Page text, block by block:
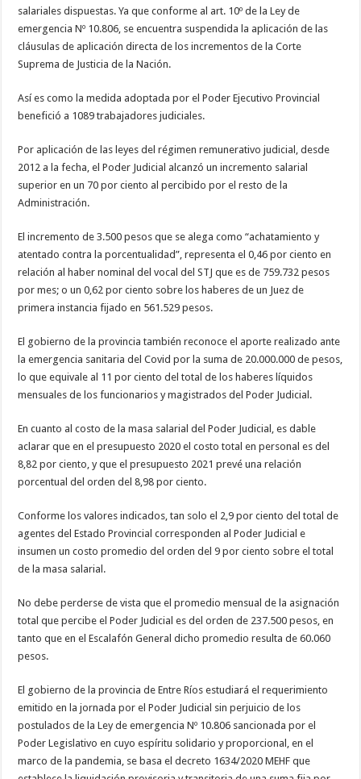
salariales dispuestas. Ya que conforme al art. 10º de la Ley de
emergencia Nº 10.806, se encuentra suspendida la aplicación de las
cláusulas de aplicación directa de los incrementos de la Corte
Suprema de Justicia de la Nación.
Así es como la medida adoptada por el Poder Ejecutivo Provincial
benefició a 1089 trabajadores judiciales.
Por aplicación de las leyes del régimen remunerativo judicial, desde
2012 a la fecha, el Poder Judicial alcanzó un incremento salarial
superior en un 70 por ciento al percibido por el resto de la
Administración.
El incremento de 3.500 pesos que se alega como “achatamiento y
atentado contra la porcentualidad”, representa el 0,46 por ciento en
relación al haber nominal del vocal del STJ que es de 759.732 pesos
por mes; o un 0,62 por ciento sobre los haberes de un Juez de
primera instancia fijado en 561.529 pesos.
El gobierno de la provincia también reconoce el aporte realizado ante
la emergencia sanitaria del Covid por la suma de 20.000.000 de pesos,
lo que equivale al 11 por ciento del total de los haberes líquidos
mensuales de los funcionarios y magistrados del Poder Judicial.
En cuanto al costo de la masa salarial del Poder Judicial, es dable
aclarar que en el presupuesto 2020 el costo total en personal es del
8,82 por ciento, y que el presupuesto 2021 prevé una relación
porcentual del orden del 8,98 por ciento.
Conforme los valores indicados, tan solo el 2,9 por ciento del total de
agentes del Estado Provincial corresponden al Poder Judicial e
insumen un costo promedio del orden del 9 por ciento sobre el total
de la masa salarial.
No debe perderse de vista que el promedio mensual de la asignación
total que percibe el Poder Judicial es del orden de 237.500 pesos, en
tanto que en el Escalafón General dicho promedio resulta de 60.060
pesos.
El gobierno de la provincia de Entre Ríos estudiará el requerimiento
emitido en la jornada por el Poder Judicial sin perjuicio de los
postulados de la Ley de emergencia Nº 10.806 sancionada por el
Poder Legislativo en cuyo espíritu solidario y proporcional, en el
marco de la pandemia, se basa el decreto 1634/2020 MEHF que